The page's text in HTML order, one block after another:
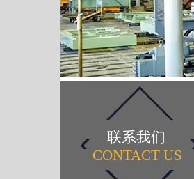
联系我们
CONTACT US​